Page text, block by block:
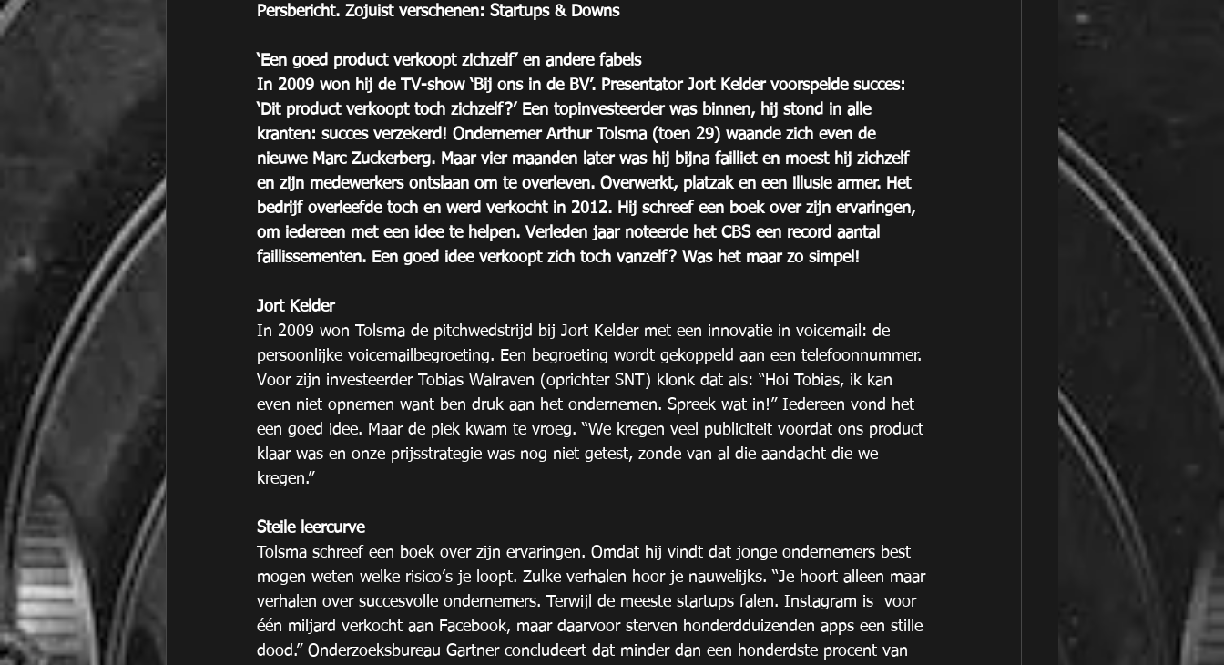
Persbericht. Zojuist verschenen: Startups & Downs
‘Een goed product verkoopt zichzelf’ en andere fabels
In 2009 won hij de TV-show ‘Bij ons in de BV’. Presentator Jort Kelder voorspelde succes:
‘Dit product verkoopt toch zichzelf?’ Een topinvesteerder was binnen, hij stond in alle
kranten: succes verzekerd! Ondernemer Arthur Tolsma (toen 29) waande zich even de
nieuwe Marc Zuckerberg. Maar vier maanden later was hij bijna failliet en moest hij zichzelf
en zijn medewerkers ontslaan om te overleven. Overwerkt, platzak en een illusie armer. Het
bedrijf overleefde toch en werd verkocht in 2012. Hij schreef een boek over zijn ervaringen,
om iedereen met een idee te helpen. Verleden jaar noteerde het CBS een record aantal
faillissementen. Een goed idee verkoopt zich toch vanzelf? Was het maar zo simpel!
Jort Kelder
In 2009 won Tolsma de pitchwedstrijd bij Jort Kelder met een innovatie in voicemail: de
persoonlijke voicemailbegroeting. Een begroeting wordt gekoppeld aan een telefoonnummer.
Voor zijn investeerder Tobias Walraven (oprichter SNT) klonk dat als: “Hoi Tobias, ik kan
even niet opnemen want ben druk aan het ondernemen. Spreek wat in!” Iedereen vond het
een goed idee. Maar de piek kwam te vroeg. “We kregen veel publiciteit voordat ons product
klaar was en onze prijsstrategie was nog niet getest, zonde van al die aandacht die we
kregen.”
Steile leercurve
Tolsma schreef een boek over zijn ervaringen. Omdat hij vindt dat jonge ondernemers best
mogen weten welke risico’s je loopt. Zulke verhalen hoor je nauwelijks. “Je hoort alleen maar
verhalen over succesvolle ondernemers. Terwijl de meeste startups falen. Instagram is  voor
één miljard verkocht aan Facebook, maar daarvoor sterven honderdduizenden apps een stille
dood.” Onderzoeksbureau Gartner concludeert dat minder dan een honderdste procent van